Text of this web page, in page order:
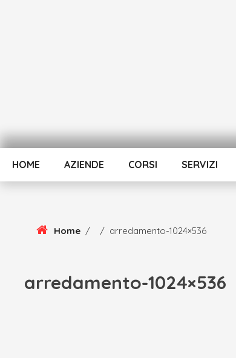
HOME AZIENDE CORSI SERVIZI
Home / / arredamento-1024×536
arredamento-1024×536